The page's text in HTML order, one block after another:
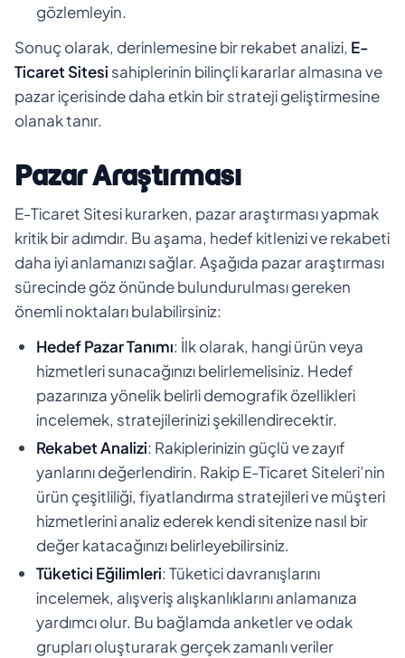
gözlemleyin.
Sonuç olarak, derinlemesine bir rekabet analizi, E-
Ticaret Sitesi sahiplerinin bilinçli kararlar almasına ve
pazar içerisinde daha etkin bir strateji geliştirmesine
olanak tanır.
Pazar Araştırması
E-Ticaret Sitesi kurarken, pazar araştırması yapmak
kritik bir adımdır. Bu aşama, hedef kitlenizi ve rekabeti
daha iyi anlamanızı sağlar. Aşağıda pazar araştırması
sürecinde göz önünde bulundurulması gereken
önemli noktaları bulabilirsiniz:
Hedef Pazar Tanımı: İlk olarak, hangi ürün veya
hizmetleri sunacağınızı belirlemelisiniz. Hedef
pazarınıza yönelik belirli demografik özellikleri
incelemek, stratejilerinizi şekillendirecektir.
Rekabet Analizi: Rakiplerinizin güçlü ve zayıf
yanlarını değerlendirin. Rakip E-Ticaret Siteleri’nin
ürün çeşitliliği, fiyatlandırma stratejileri ve müşteri
hizmetlerini analiz ederek kendi sitenize nasıl bir
değer katacağınızı belirleyebilirsiniz.
Tüketici Eğilimleri: Tüketici davranışlarını
incelemek, alışveriş alışkanlıklarını anlamanıza
yardımcı olur. Bu bağlamda anketler ve odak
grupları oluşturarak gerçek zamanlı veriler